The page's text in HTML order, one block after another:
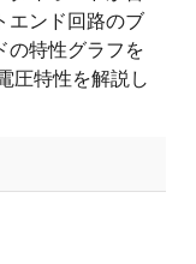
エンド回路のブ
の特性グラフを
圧特性を解説し